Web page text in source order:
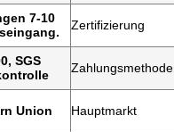
7-10
Zertifizierung
SGS
Zahlungsmethode
Union Hauptmarkt